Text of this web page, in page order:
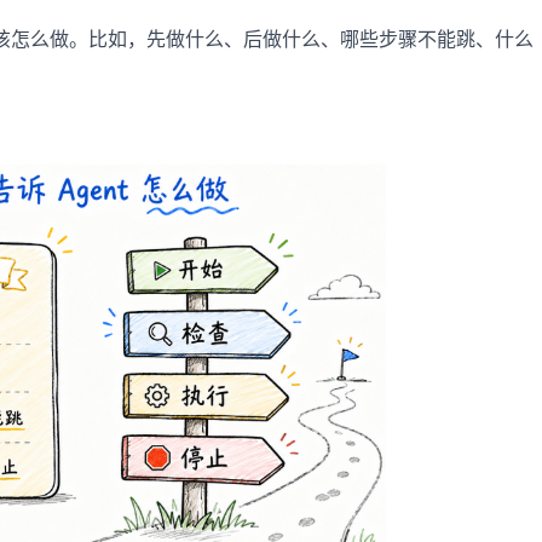
么做。比如，先做什么、后做什么、哪些步骤不能跳、什么